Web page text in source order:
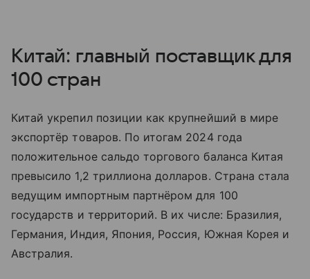
Китай: главный поставщик для
100 стран
Китай укрепил позиции как крупнейший в мире
экспортёр товаров. По итогам 2024 года
положительное сальдо торгового баланса Китая
превысило 1,2 триллиона долларов. Страна стала
ведущим импортным партнёром для 100
государств и территорий. В их числе: Бразилия,
Германия, Индия, Япония, Россия, Южная Корея и
Австралия.